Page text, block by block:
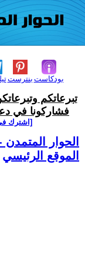
بنترست بودكاست
تبرعاتكم
فشاركونا في
[اشترك
الحوار المتمدن
الموقع الرئيسي